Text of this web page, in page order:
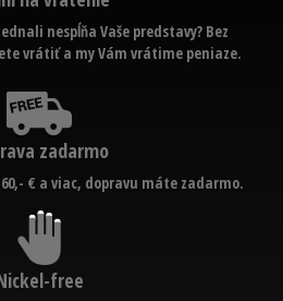
nespĺňa Vaše predstavy? Bez
vrátiť a my Vám vrátime peniaze.
zadarmo
€ a viac, dopravu máte zadarmo.
free